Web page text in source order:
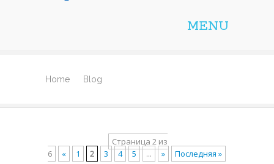
MENU
Home Blog
Страница 2 из
6
« 1 2 3 4 5 ... » Последняя »